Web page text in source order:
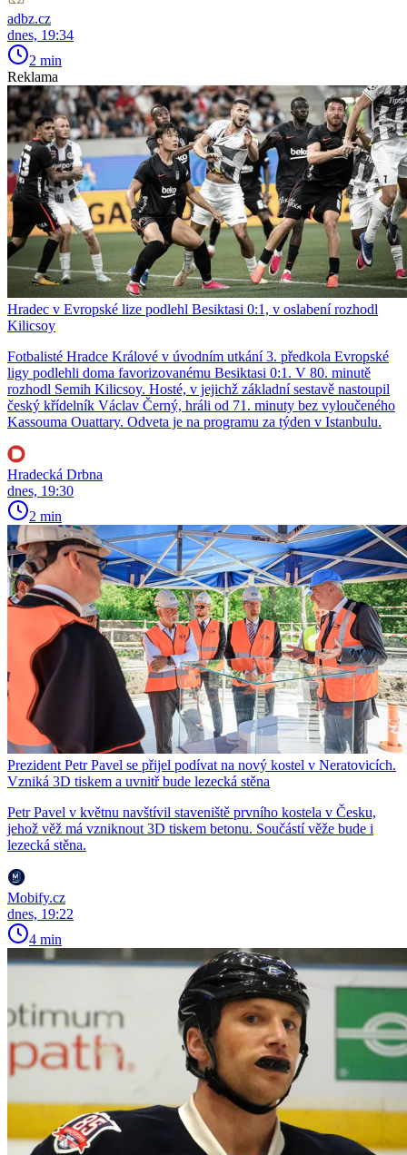
adbz.cz
dnes, 19:34
2 min
Reklama
Hradec v Evropské lize podlehl Besiktasi 0:1, v oslabení rozhodl
Kilicsoy
Fotbalisté Hradce Králové v úvodním utkání 3. předkola Evropské
ligy podlehli doma favorizovanému Besiktasi 0:1. V 80. minutě
rozhodl Semih Kilicsoy. Hosté, v jejichž základní sestavě nastoupil
český křídelník Václav Černý, hráli od 71. minuty bez vyloučeného
Kassouma Ouattary. Odveta je na programu za týden v Istanbulu.
Hradecká Drbna
dnes, 19:30
2 min
Prezident Petr Pavel se přijel podívat na nový kostel v Neratovicích.
Vzniká 3D tiskem a uvnitř bude lezecká stěna
Petr Pavel v květnu navštívil staveniště prvního kostela v Česku,
jehož věž má vzniknout 3D tiskem betonu. Součástí věže bude i
lezecká stěna.
Mobify.cz
dnes, 19:22
4 min